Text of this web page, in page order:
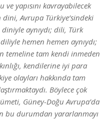
yapısını kavrayabilecek
dini, Avrupa Türkiye’sindeki
aynıydı; dili, Türk
hemen hemen aynıydı;
temeline tam kendi inmeden
kendilerine iyi para
olayları hakkında tam
Böylece çok
Güney-Doğu Avrupa’da
bu durumdan yararlanmayı